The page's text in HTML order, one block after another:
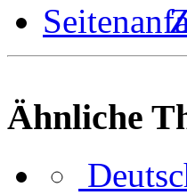
Ähnliche